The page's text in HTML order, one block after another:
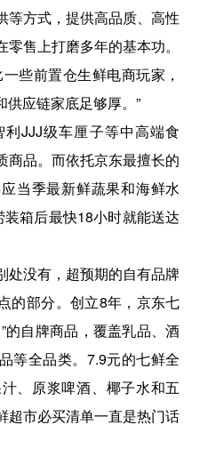
等方式，提供高品质、高性
售上打磨多年的基本功。
些前置仓生鲜电商玩家，
应链家底足够厚。”
JJJ级车厘子等中高端食
商品。而依托京东最擅长的
当季最新鲜蔬果和海鲜水
装箱后最快18小时就能送达
处没有，超预期的自有品牌
的部分。创立8年，京东七
的自牌商品，覆盖乳品、酒
等全品类。7.9元的七鲜全
、原浆啤酒、椰子水和五
超市必买清单一直是热门话